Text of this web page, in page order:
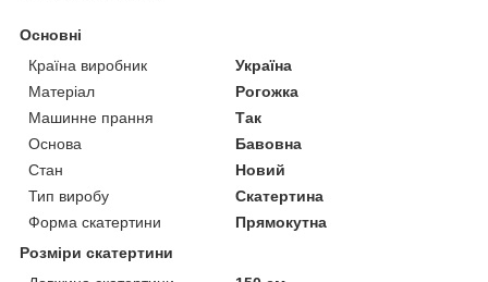
Основні
Країна виробник
Україна
Матеріал
Рогожка
Машинне прання
Так
Основа
Бавовна
Стан
Новий
Тип виробу
Скатертина
Форма скатертини
Прямокутна
Розміри скатертини